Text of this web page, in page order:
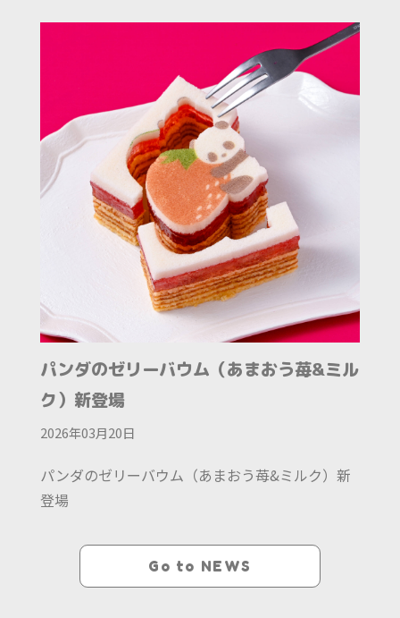
パンダのゼリーバウム（あまおう苺&ミル
ク）新登場
2026年03月20日
パンダのゼリーバウム（あまおう苺&ミルク）新
登場
Go to NEWS